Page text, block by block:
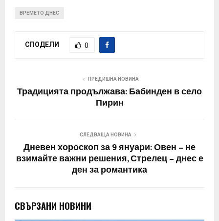
ВРЕМЕТО ДНЕС
СПОДЕЛИ 0
ПРЕДИШНА НОВИНА
Традицията продължава: Бабинден в село
Пирин
СЛЕДВАЩА НОВИНА
Дневен хороскоп за 9 януари: Овен – не
взимайте важни решения, Стрелец – днес е
ден за романтика
СВЪРЗАНИ НОВИНИ